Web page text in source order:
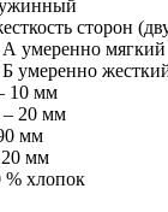
сторон
А умеренно мягкий
Б умеренно
10 мм
– 20 мм
мм
мм
хлопок